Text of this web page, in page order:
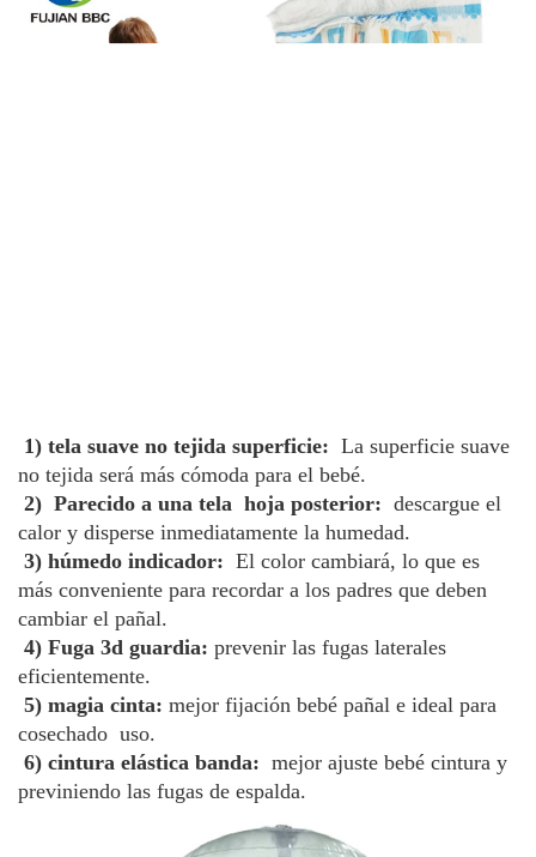
1) tela suave no tejida superficie: La superficie suave
no tejida será más cómoda para el bebé.
2)  Parecido a una tela  hoja posterior: descargue el
calor y disperse inmediatamente la humedad.
3) húmedo indicador: El color cambiará, lo que es
más conveniente para recordar a los padres que deben
cambiar el pañal.
4) Fuga 3d guardia: prevenir las fugas laterales
eficientemente.
5) magia cinta: mejor fijación bebé pañal e ideal para
cosechado  uso.
6) cintura elástica banda: mejor ajuste bebé cintura y
previniendo las fugas de espalda.